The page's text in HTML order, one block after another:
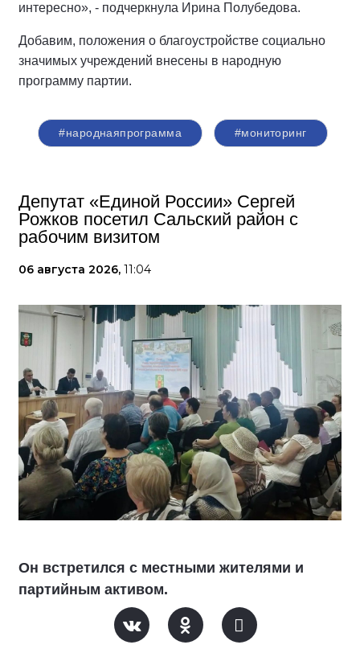
интересно», - подчеркнула Ирина Полубедова.
Добавим, положения о благоустройстве социально
значимых учреждений внесены в народную
программу партии.
#народнаяпрограмма #мониторинг
Депутат «Единой России» Сергей
Рожков посетил Сальский район с
рабочим визитом
06 августа 2026, 11:04
Он встретился с местными жителями и
партийным активом.